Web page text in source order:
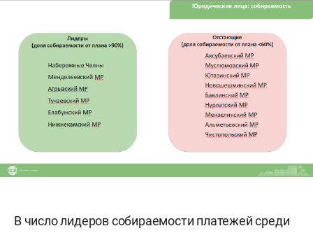
В число лидеров собираемости платежей среди